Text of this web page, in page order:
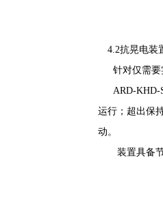
4.2抗晃电装
针对仅需要
ARD-KHD-
运行；超出保
动。
装置具备